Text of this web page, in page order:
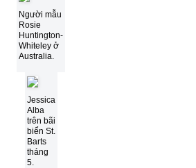
Người mẫu
Rosie
Huntington-
Whiteley ở
Australia.
Jessica
Alba
trên bãi
biển St.
Barts
tháng
5.